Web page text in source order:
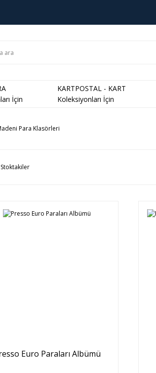
İçin
KARTPOSTAL - KART
Koleksiyonları İçin
Para Klasörleri
Stoktakiler
Euro Paraları Albümü